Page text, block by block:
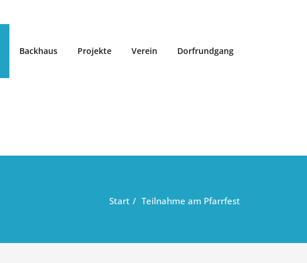
Backhaus Projekte Verein Dorfrundgang
Start Teilnahme am Pfarrfest